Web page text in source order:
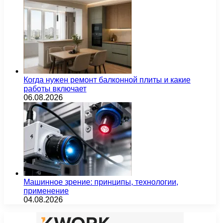
Когда нужен ремонт балконной плиты и какие
работы включает
06.08.2026
Машинное зрение: принципы, технологии,
применение
04.08.2026